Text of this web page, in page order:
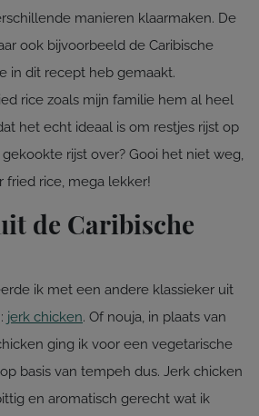
manieren klaarmaken. De
ook bijvoorbeeld de Caribische
in dit recept heb gemaakt.
rice zoals mijn familie hem al heel
het echt ideaal is om restjes rijst op
rijst over? Gooi het niet weg,
fried rice, mega lekker!
de Caribische
ik met een andere klassieker uit
jerk chicken. Of nouja, in plaats van
ging ik voor een vegetarische
basis van tempeh dus. Jerk chicken
en aromatisch gerecht wat ik